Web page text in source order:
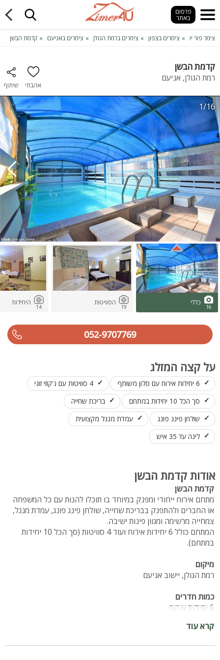
פרסום
באתר
צימר פור יו צימרים בצפון צימרים ברמת הגולן צימרים באניעם קדמת הבשן
קדמת הבשן
רמת הגולן, אניעם
אהבתי שיתוף
1/16
16
כללי
19
הסוויטות
14
היחידות
052-9707769
על קצה המזלג
6 יחידות אירוח עם סלון משותף
4 סוויטות עם ג'קוזי זוגי
סך הכל 10 יחידות במתחם
בריכת שחייה
שולחן פינג פונג
עמדת מנגל מקצועית
לינה עד 35 איש
אודות קדמת הבשן
קדמת הבשן
מתחם אירוח ייחודי ומפנק במיוחד בו תוכלו להנות עם כל המשפחה
או החברים ולהתפנק בבריכת שחייה, שולחן פינג פונג, עמדת מנגל,
צמחייה מרשימה ומגוון פינות ישיבה.
המתחם כולל 6 יחידות אירוח ועוד 4 סוויטות (סך הכל 10 יחידות
במתחם).
מיקום
רמת הגולן, יישוב אניעם
כמות חדרים
6 יחידות אירוח
סך הכל 10 יחידות אירוח
קרא עוד